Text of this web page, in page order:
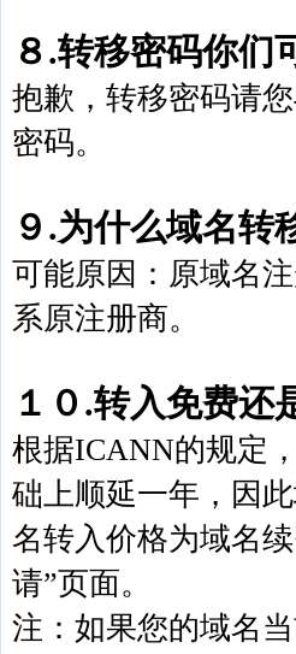
８.转移密码你们
抱歉，转移密码请
密码。
９.为什么域名转
可能原因：原域名
系原注册商。
１０.转入免费还
根据ICANN的规定
础上顺延一年，因
名转入价格为域名
请”页面。
注：如果您的域名